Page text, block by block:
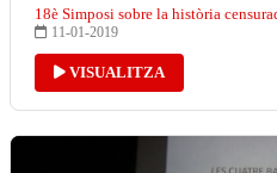
18è Simposi sobre la història
11-01-2019
VISUALITZA